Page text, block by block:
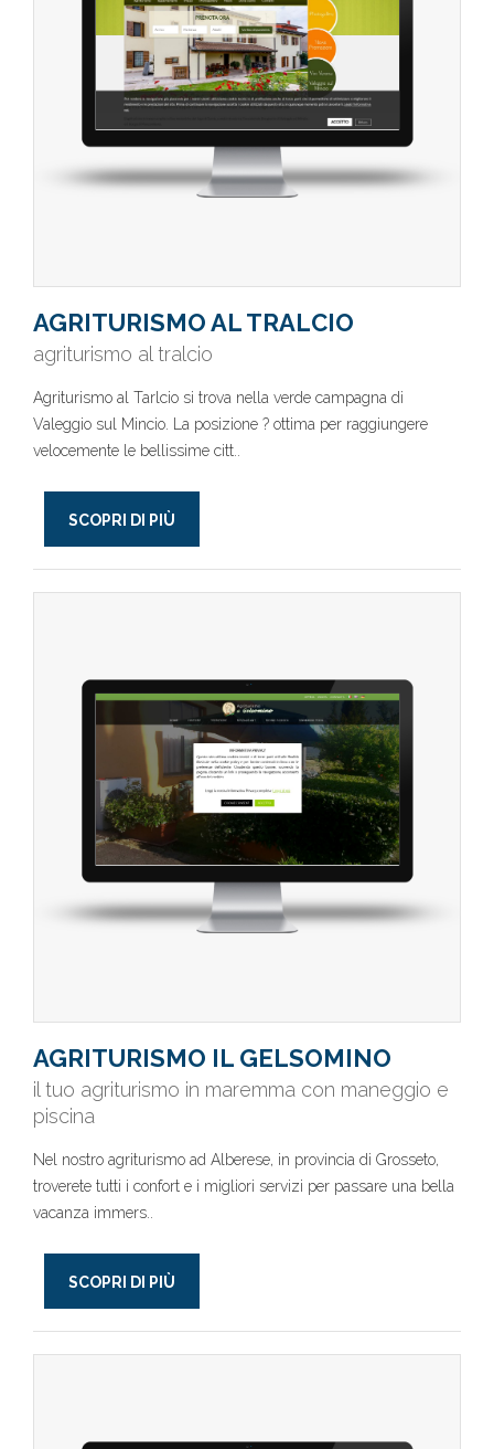
AGRITURISMO AL TRALCIO
agriturismo al tralcio
Agriturismo al Tarlcio si trova nella verde campagna di
Valeggio sul Mincio. La posizione ? ottima per raggiungere
velocemente le bellissime citt..
SCOPRI DI PIÙ
AGRITURISMO IL GELSOMINO
il tuo agriturismo in maremma con maneggio e
piscina
Nel nostro agriturismo ad Alberese, in provincia di Grosseto,
troverete tutti i confort e i migliori servizi per passare una bella
vacanza immers..
SCOPRI DI PIÙ